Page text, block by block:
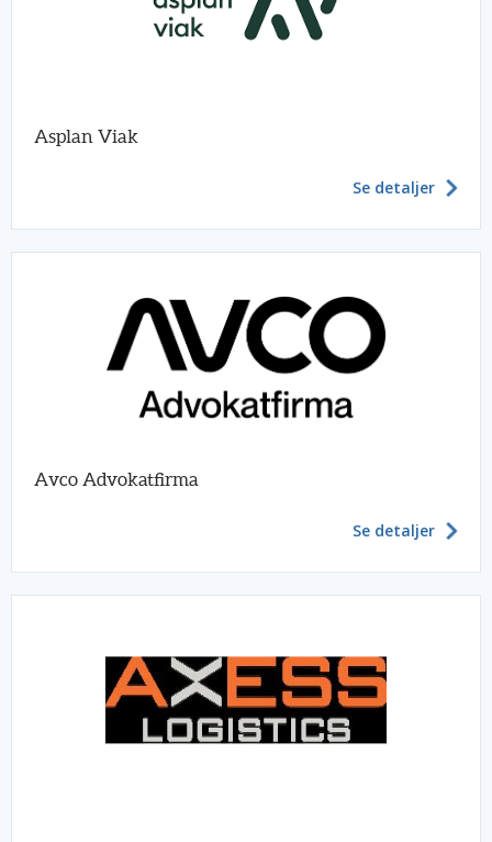
Asplan Viak
Se detaljer
Avco Advokatfirma
Se detaljer